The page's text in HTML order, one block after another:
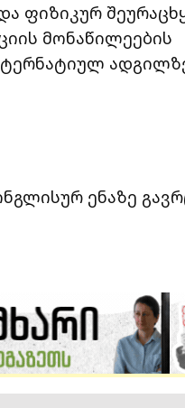
ფიზიკურ
მონაწილეების
ენაზე